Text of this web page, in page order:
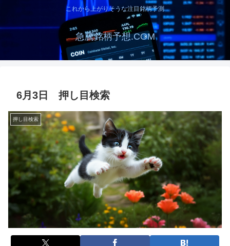
これから上がりそうな注目銘柄予測
急騰銘柄予想.COM
6月3日 押し目検索
押し目検索